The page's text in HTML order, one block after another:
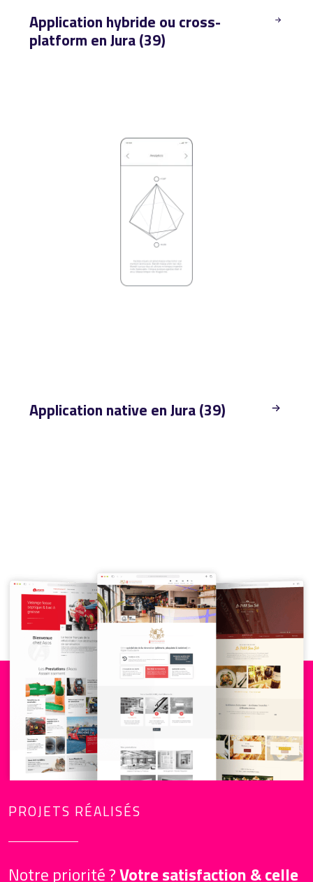
Application hybride ou cross-
platform en Jura (39)
Application native en Jura (39)
PROJETS RÉALISÉS
Notre priorité ?Votre satisfaction & celle